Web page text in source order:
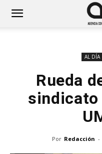
AL DÍA
Rueda
sindicato
Por Redacción -